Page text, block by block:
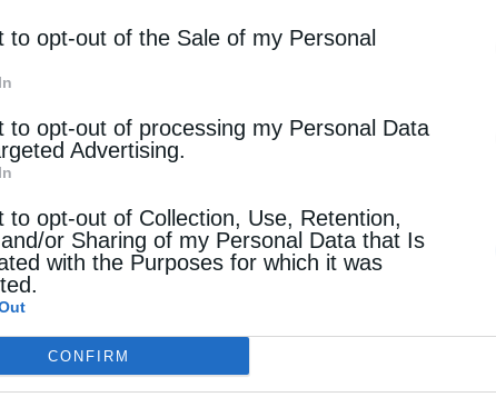
to opt-out of the Sale of my Personal
to opt-out of processing my Personal Data
Advertising.
to opt-out of Collection, Use, Retention,
or Sharing of my Personal Data that Is
with the Purposes for which it was
CONFIRM
τη Διοίκηση και το προσωπικό του
μέτρων προστασίας.
όλα τα παραπάνω μέτρα έχουν παρθεί και
συστήσουν και θέσουν σε εφαρμογή
Πειραιώς κ.Σεραφείμ, από την πρώτη
χώρα μας, έδωσε σαφής οδηγίες για μέτρα